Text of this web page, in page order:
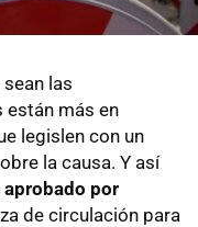
las
están más en
legislen con un
la causa. Y así
por
de circulación para